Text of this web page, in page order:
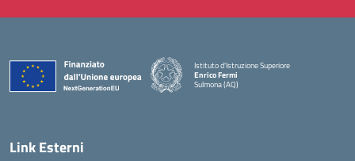
Istituto d'Istruzione Superiore
Enrico Fermi
Sulmona (AQ)
— Visita la pagina iniziale della scuola
Link Esterni